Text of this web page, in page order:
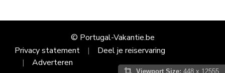
© Portugal-Vakantie.be
Privacy statement
Deel je reiservaring
Adverteren
Viewport Size: 448 x 12555